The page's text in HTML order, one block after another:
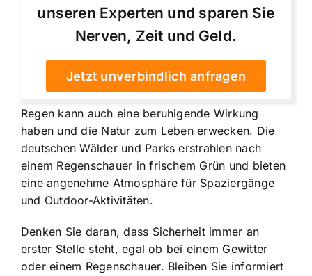
unseren Experten und sparen Sie
Nerven, Zeit und Geld.
Jetzt unverbindlich anfragen
Regen kann auch eine beruhigende Wirkung
haben und die Natur zum Leben erwecken. Die
deutschen Wälder und Parks erstrahlen nach
einem Regenschauer in frischem Grün und bieten
eine angenehme Atmosphäre für Spaziergänge
und Outdoor-Aktivitäten.
Denken Sie daran, dass Sicherheit immer an
erster Stelle steht, egal ob bei einem Gewitter
oder einem Regenschauer. Bleiben Sie informiert